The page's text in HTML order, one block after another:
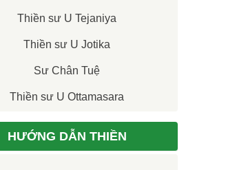
Thiền sư U Tejaniya
Thiền sư U Jotika
Sư Chân Tuệ
Thiền sư U Ottamasara
HƯỚNG DẪN THIỀN